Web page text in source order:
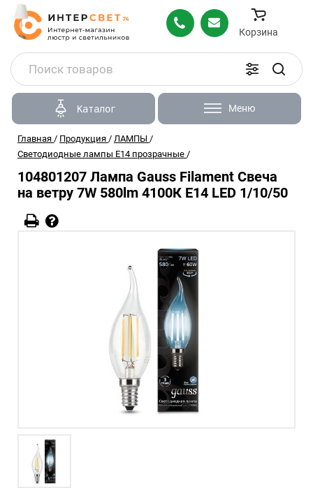
Корзина
Каталог Меню
Главная / Продукция / ЛАМПЫ /
Светодиодные лампы Е14 прозрачные /
104801207 Лампа Gauss Filament Свеча
на ветру 7W 580lm 4100К Е14 LED 1/10/50